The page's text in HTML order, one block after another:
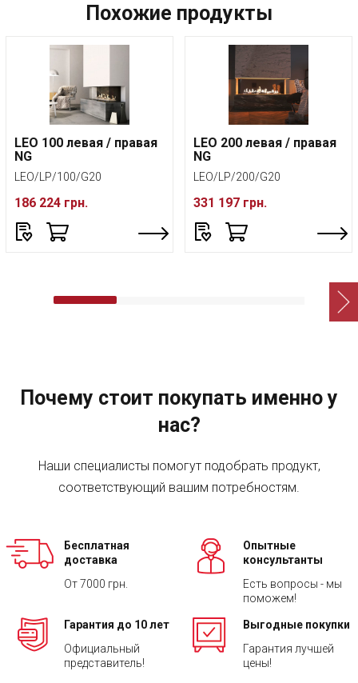
Похожие продукты
LEO 100 левая / правая
NG
LEO/LP/100/G20
186 224 грн.
LEO 200 левая / правая
NG
LEO/LP/200/G20
331 197 грн.
Почему стоит покупать именно у
нас?
Наши специалисты помогут подобрать продукт,
соответствующий вашим потребностям.
Бесплатная
доставка
От 7000 грн.
Опытные
консультанты
Есть вопросы - мы
поможем!
Гарантия до 10 лет
Официальный
представитель!
Выгодные покупки
Гарантия лучшей
цены!